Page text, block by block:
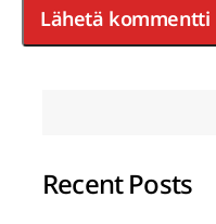
Recent Posts